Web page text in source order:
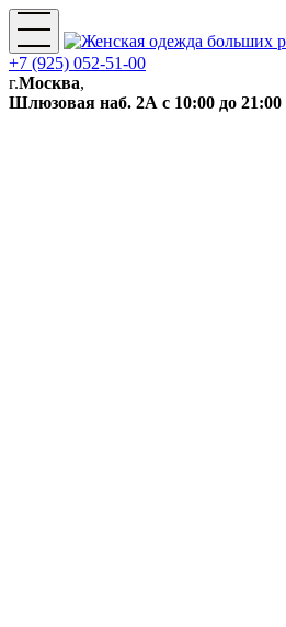
+7 (925) 052-51-00
г.Москва,
Шлюзовая наб. 2А с 10:00 до 21:00